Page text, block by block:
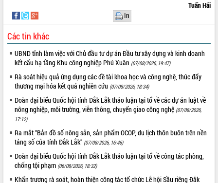
niệm 101 năm Ngày Báo chí Cách
mạng Việt Nam
Đắk Lắk sơ kết 4 năm triển khai thực
hiện Đề án 06 của Chính phủ
Họp báo thông tin về Hội nghị Công bố
Lắk
Khơi thông điểm nghẽn, đẩy nhanh
giải ngân vốn khắc phục thiên tai
HĐND tỉnh thông qua điều chỉnh Quy
hoạch tỉnh thời kỳ 2021-2030
Hội thảo góp ý hồ sơ điều chỉnh quy
hoạch tỉnh Đắk Lắk thời kỳ 2021-2030,
tầm nhìn đến năm 2050
Nâng cao hiệu quả hoạt động của các
doanh nghiệp nhà nước
Tuấn Hải
In
Các tin khác
UBND tỉnh làm việc với Chủ đầu tư dự án Đầu tư xây dựng và kinh doanh
kết cấu hạ tầng Khu công nghiệp Phú Xuân (07/08/2026, 19:47)
Rà soát hiệu quả ứng dụng các đề tài khoa học và công nghệ, thúc đẩy
thương mại hóa kết quả nghiên cứu (07/08/2026, 18:34)
Đoàn đại biểu Quốc hội tỉnh Đắk Lắk thảo luận tại tổ về các dự án luật về
nông nghiệp, môi trường, viễn thông, chuyển giao công nghệ (07/08/2026,
17:12)
Ra mắt “Bản đồ số nông sản, sản phẩm OCOP, du lịch thôn buôn trên nền
tảng số của tỉnh Đắk Lắk” (07/08/2026, 16:46)
Đoàn đại biểu Quốc hội tỉnh Đắk Lắk thảo luận tại tổ về công tác phòng,
chống tội phạm (06/08/2026, 18:32)
Khẩn trương rà soát, hoàn thiện công tác tổ chức Lễ hội Sầu riêng Đắk